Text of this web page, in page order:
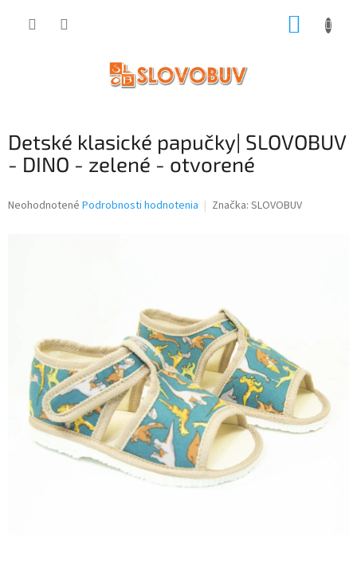
Detské klasické papučky| SLOVOBUV
- DINO - zelené - otvorené
Priemerné
Neohodnotené Podrobnosti hodnotenia Značka: SLOVOBUV